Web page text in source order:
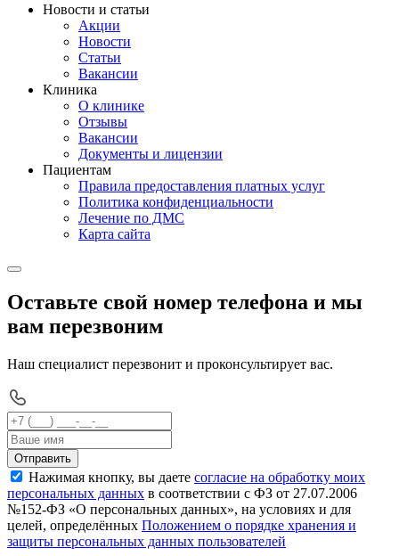
Новости и статьи
Акции
Новости
Статьи
Вакансии
Клиника
О клинике
Отзывы
Вакансии
Документы и лицензии
Пациентам
Правила предоставления платных услуг
Политика конфиденциальности
Лечение по ДМС
Карта сайта
Оставьте свой номер телефона и мы
вам перезвоним
Наш специалист перезвонит и проконсультирует вас.
Отправить
Нажимая кнопку, вы даете согласие на обработку моих
персональных данных в соответствии с ФЗ от 27.07.2006
№152-ФЗ «О персональных данных», на условиях и для
целей, определённых Положением о порядке хранения и
защиты персональных данных пользователей